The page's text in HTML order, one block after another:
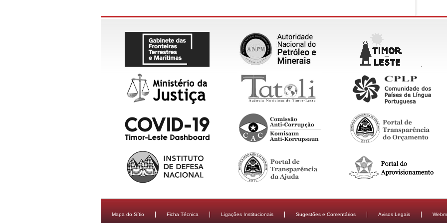
Mapa do Sítio Ficha Técnica Ligações Institucionais Sugestões e Comentários Avisos Legais